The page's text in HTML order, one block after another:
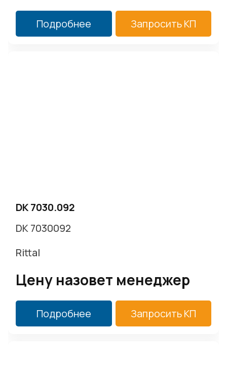
Подробнее Запросить КП
DK 7030.092
DK 7030092
Rittal
Цену назовет менеджер
Подробнее Запросить КП